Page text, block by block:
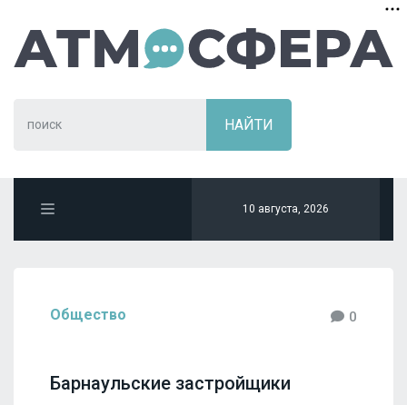
10 августа, 2026
Общество 0
Барнаульские застройщики